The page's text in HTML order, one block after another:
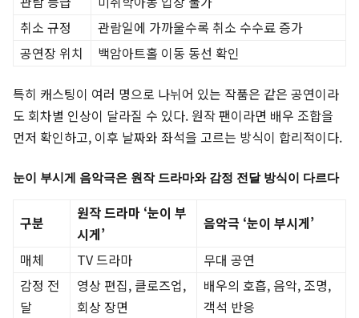
취소 규정
관람일에 가까울수록 취소 수수료 증가
공연장 위치
백암아트홀 이동 동선 확인
특히 캐스팅이 여러 명으로 나뉘어 있는 작품은 같은 공연이라
도 회차별 인상이 달라질 수 있다. 원작 팬이라면 배우 조합을
먼저 확인하고, 이후 날짜와 좌석을 고르는 방식이 합리적이다.
눈이 부시게 음악극은 원작 드라마와 감정 전달 방식이 다르다
구분
원작 드라마 ‘눈이 부
시게’
음악극 ‘눈이 부시게’
매체
TV 드라마
무대 공연
감정 전
달
영상 편집, 클로즈업,
회상 장면
배우의 호흡, 음악, 조명,
객석 반응